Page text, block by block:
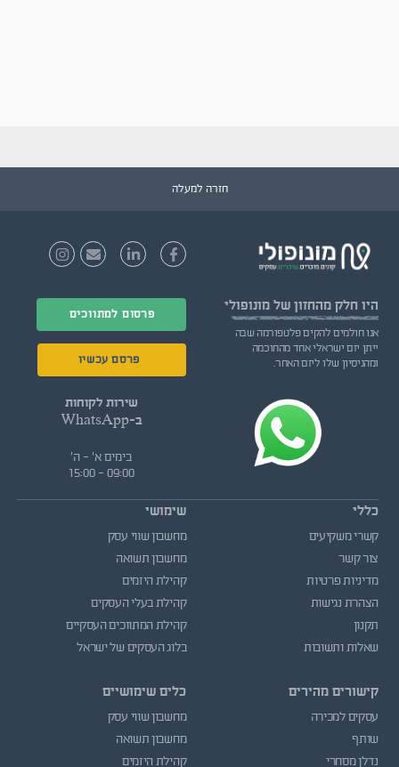
חזרה למעלה
היו חלק מהחזון של מונופולי
אנו חולמים להקים פלטפורמה שבה
ייתן יזם ישראלי אחד מהחוכמה
ומהניסיון שלו ליזם האחר.
פרסום למתווכים
פרסם עכשיו
שירות לקוחות
ב-WhatsApp
בימים א' - ה'
09:00 - 15:00
כללי
קשרי משקיעים
צור קשר
מדיניות פרטיות
הצהרת נגישות
תקנון
שאלות ותשובות
קישורים מהירים
עסקים למכירה
שותף
נדלן מסחרי
שימושי
מחשבון שווי עסק
מחשבון תשואה
קהילת היזמים
קהילת בעלי העסקים
קהילת המתווכים העסקיים
בלוג העסקים של ישראל
כלים שימושיים
מחשבון שווי עסק
מחשבון תשואה
קהילת היזמים